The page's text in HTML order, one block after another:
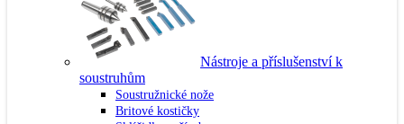
Nástroje a příslušenství k
soustruhům
Soustružnické nože
Britové kostičky